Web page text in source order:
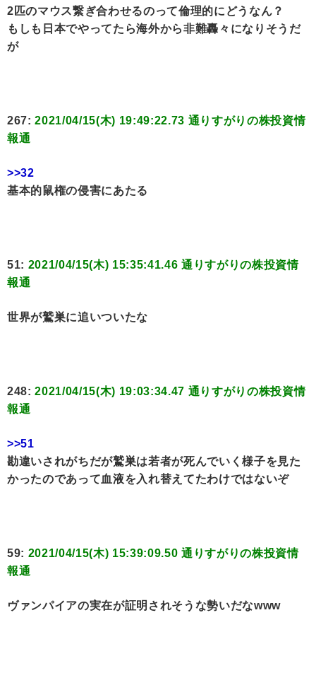
2匹のマウス繋ぎ合わせるのって倫理的にどうなん？
もしも日本でやってたら海外から非難轟々になりそうだ
が
267:2021/04/15(木) 19:49:22.73 通りすがりの株投資情
報通
>>32
基本的鼠権の侵害にあたる
51: 2021/04/15(木) 15:35:41.46 通りすがりの株投資情
報通
世界が鷲巣に追いついたな
248:2021/04/15(木) 19:03:34.47 通りすがりの株投資情
報通
>>51
勘違いされがちだが鷲巣は若者が死んでいく様子を見た
かったのであって血液を入れ替えてたわけではないぞ
59: 2021/04/15(木) 15:39:09.50 通りすがりの株投資情
報通
ヴァンパイアの実在が証明されそうな勢いだなwww